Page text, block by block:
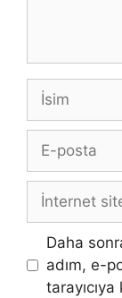
İsim
posta
İnternet
Daha
adım, e-